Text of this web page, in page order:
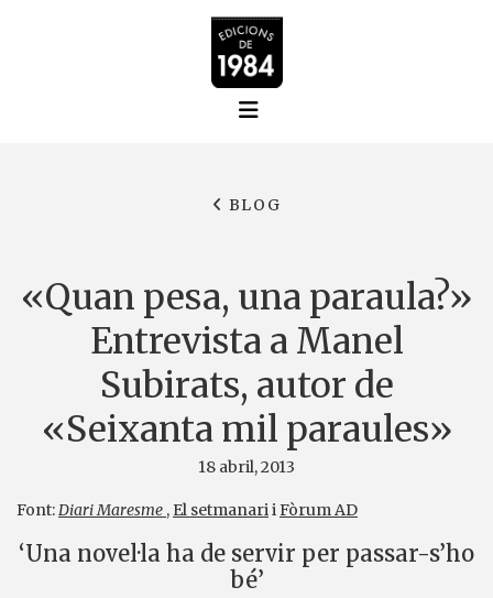
BLOG
«Quan pesa, una paraula?»
Entrevista a Manel
Subirats, autor de
«Seixanta mil paraules»
18 abril, 2013
Font:Diari Maresme , El setmanariiFòrum AD
‘Una novel·la ha de servir per passar-s’ho
bé’